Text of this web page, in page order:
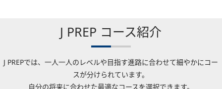
J PREP コース紹介
J PREPでは、一人一人のレベルや目指す進路に合わせて細やかにコー
スが分けられています。
自分の将来に合わせた最適なコースを選択できます。